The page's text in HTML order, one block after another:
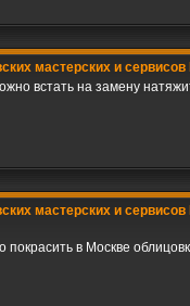
мастерских и
встать на замену
мастерских и
покрасить в Москве